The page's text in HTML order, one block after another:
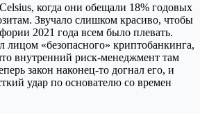
когда они обещали 18% годовых
Звучало слишком красиво, чтобы
2021 года всем было плевать.
«безопасного» криптобанкинга,
внутренний риск-менеджмент там
закон наконец-то догнал его, и
удар по основателю со времен